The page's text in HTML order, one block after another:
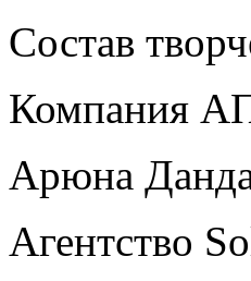
Состав
Компания
Арюна
Агентство